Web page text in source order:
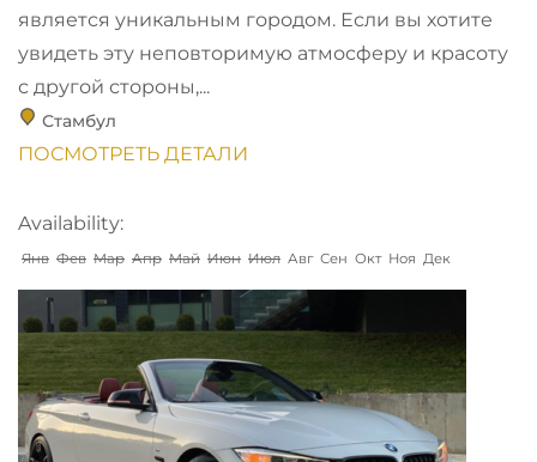
является уникальным городом. Если вы хотите
увидеть эту неповторимую атмосферу и красоту
с другой стороны,...
Стамбул
ПОСМОТРЕТЬ ДЕТАЛИ
Availability:
Янв Фев Мар Апр Май Июн Июл Авг Сен Окт Ноя Дек